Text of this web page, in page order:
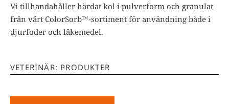
Vi tillhandahåller härdat kol i pulverform och granulat
från vårt ColorSorb™-sortiment för användning både i
djurfoder och läkemedel.
VETERINÄR: PRODUKTER